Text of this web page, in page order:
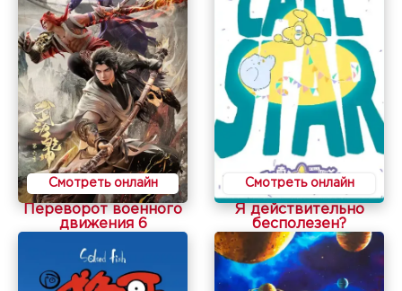
Смотреть онлайн
Переворот военного
движения 6
Смотреть онлайн
Я действительно
бесполезен?